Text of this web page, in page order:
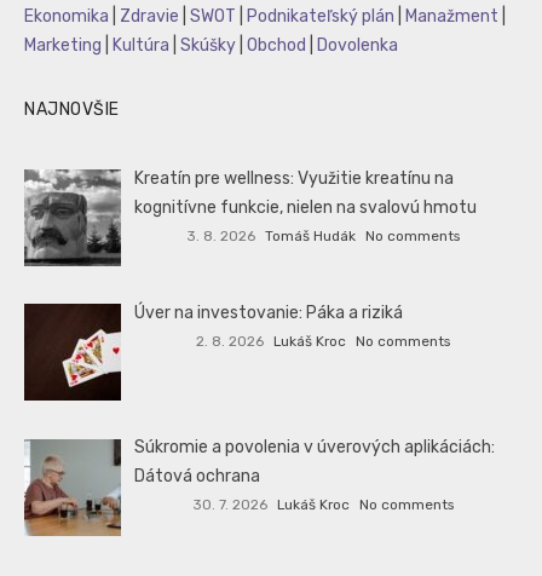
Ekonomika
Zdravie SWOT Podnikateľský plán Manažment
Marketing
Kultúra Skúšky Obchod Dovolenka
NAJNOVŠIE
Kreatín pre wellness: Využitie kreatínu na
kognitívne funkcie, nielen na svalovú hmotu
3. 8. 2026 Tomáš Hudák No comments
Úver na investovanie: Páka a riziká
2. 8. 2026 Lukáš Kroc No comments
Súkromie a povolenia v úverových aplikáciách:
Dátová ochrana
30. 7. 2026 Lukáš Kroc No comments